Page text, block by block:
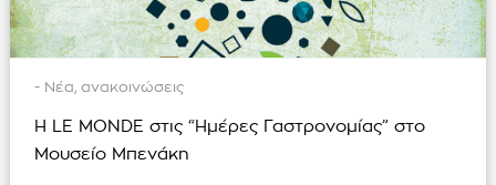
- Νέα, ανακοινώσεις
Η LE MONDE στις “Ημέρες Γαστρονομίας” στο
Μουσείο Μπενάκη